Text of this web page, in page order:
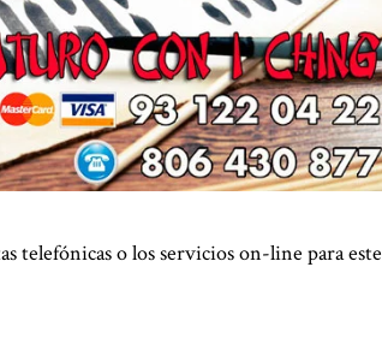
telefónicas o los servicios on-line para este